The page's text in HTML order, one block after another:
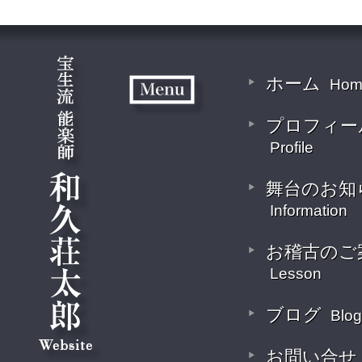
ホーム
プロフィー
Profile
舞台のお知
Information
お稽古のご
Lesson
ブログ Blog
お問い合せ